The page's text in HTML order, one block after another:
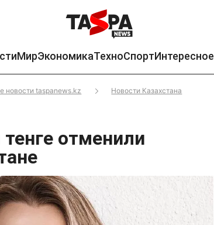
МирЭкономикаТехноСпортИнтересное
новости taspanews.kz Новости Казахстана
отменили